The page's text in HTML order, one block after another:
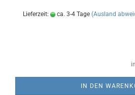
Lieferzeit: ca. 3-4 Tage (Ausland
IN DEN